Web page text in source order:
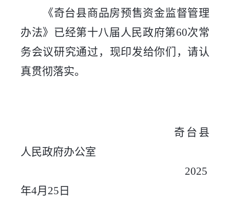
《奇台县商品房预售资金监督管理
办法》已经第十八届人民政府第60次常
务会议研究通过，现印发给你们，请认
真贯彻落实。
奇台县
人民政府办公室
2025
年4月25日